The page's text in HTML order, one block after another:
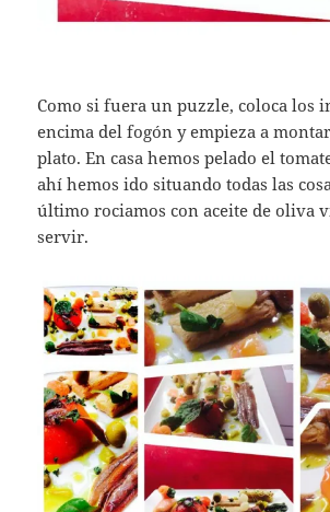
Como si fuera un puzzle, coloca los
encima del fogón y empieza a
plato. En casa hemos pelado el
ahí hemos ido situando todas las
último rociamos con aceite de oliva
servir.